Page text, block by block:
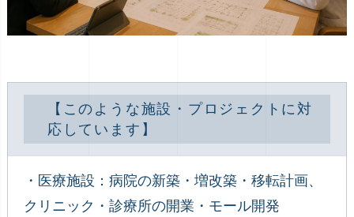
【このような施設・プロジェクトに対
応しています】
・医療施設：病院の新築・増改築・移転計画、
クリニック・診療所の開業・モール開発